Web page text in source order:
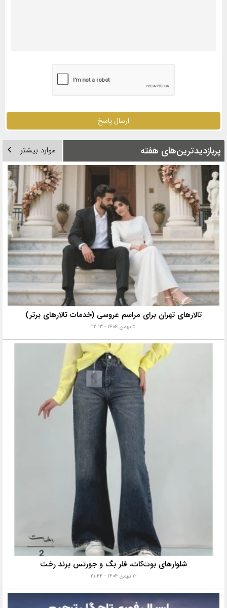
ارسال پاسخ
پربازدیدترین‌های هفته موارد بیشتر
تالارهای تهران برای مراسم عروسی (خدمات تالارهای برتر)
۵ بهمن ۱۴۰۴ - ۲۲:۱۳
شلوارهای بوت‌کات، فلر بگ و جورتس برند رخت
۱۲ بهمن ۱۴۰۴ - ۲۱:۴۴